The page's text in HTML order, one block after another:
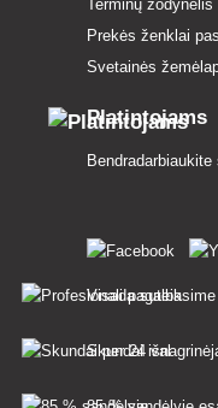
Terminų žodynėlis
Prekės ženklai
Svetainės
Platintojams
Bendradarbiaukite
Visada
Skundai